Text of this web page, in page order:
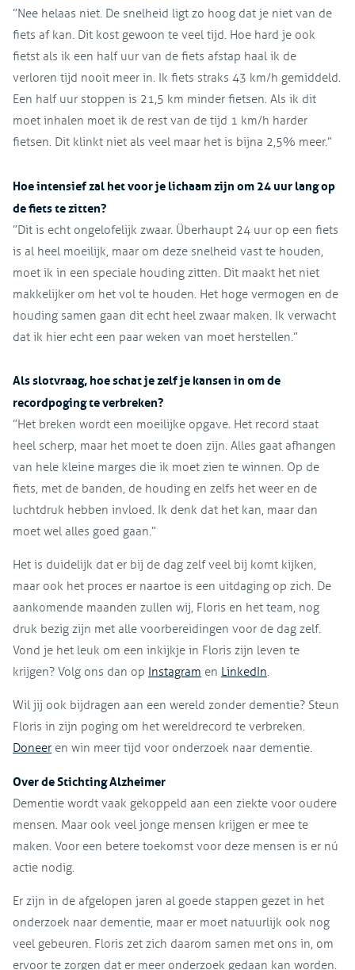
”Nee helaas niet. De snelheid ligt zo hoog dat je niet van de
fiets af kan. Dit kost gewoon te veel tijd. Hoe hard je ook
fietst als ik een half uur van de fiets afstap haal ik de
verloren tijd nooit meer in. Ik fiets straks 43 km/h gemiddeld.
Een half uur stoppen is 21,5 km minder fietsen. Als ik dit
moet inhalen moet ik de rest van de tijd 1 km/h harder
fietsen. Dit klinkt niet als veel maar het is bijna 2,5% meer.”
Hoe intensief zal het voor je lichaam zijn om 24 uur lang op
de fiets te zitten?
”Dit is echt ongelofelijk zwaar. Überhaupt 24 uur op een fiets
is al heel moeilijk, maar om deze snelheid vast te houden,
moet ik in een speciale houding zitten. Dit maakt het niet
makkelijker om het vol te houden. Het hoge vermogen en de
houding samen gaan dit echt heel zwaar maken. Ik verwacht
dat ik hier echt een paar weken van moet herstellen.”
Als slotvraag, hoe schat je zelf je kansen in om de
recordpoging te verbreken?
”Het breken wordt een moeilijke opgave. Het record staat
heel scherp, maar het moet te doen zijn. Alles gaat afhangen
van hele kleine marges die ik moet zien te winnen. Op de
fiets, met de banden, de houding en zelfs het weer en de
luchtdruk hebben invloed. Ik denk dat het kan, maar dan
moet wel alles goed gaan.”
Het is duidelijk dat er bij de dag zelf veel bij komt kijken,
maar ook het proces er naartoe is een uitdaging op zich. De
aankomende maanden zullen wij, Floris en het team, nog
druk bezig zijn met alle voorbereidingen voor de dag zelf.
Vond je het leuk om een inkijkje in Floris zijn leven te
krijgen? Volg ons dan op Instagram en LinkedIn.
Wil jij ook bijdragen aan een wereld zonder dementie? Steun
Floris in zijn poging om het wereldrecord te verbreken.
Doneer en win meer tijd voor onderzoek naar dementie.
Over de Stichting Alzheimer
Dementie wordt vaak gekoppeld aan een ziekte voor oudere
mensen. Maar ook veel jonge mensen krijgen er mee te
maken. Voor een betere toekomst voor deze mensen is er nú
actie nodig.
Er zijn in de afgelopen jaren al goede stappen gezet in het
onderzoek naar dementie, maar er moet natuurlijk ook nog
veel gebeuren. Floris zet zich daarom samen met ons in, om
ervoor te zorgen dat er meer onderzoek gedaan kan worden.